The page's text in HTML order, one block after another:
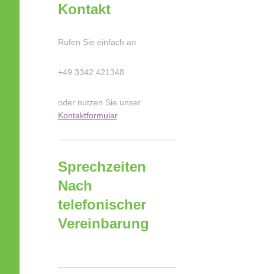
Kontakt
Rufen Sie einfach an
+49 3342 421348
oder nutzen Sie unser
Kontaktformular.
Sprechzeiten
Nach
telefonischer
Vereinbarung